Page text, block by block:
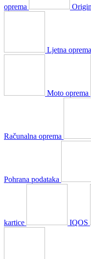
oprema
Ljetna oprema
Moto oprema
Računalna oprema
Pohrana podataka
kartice IQOS